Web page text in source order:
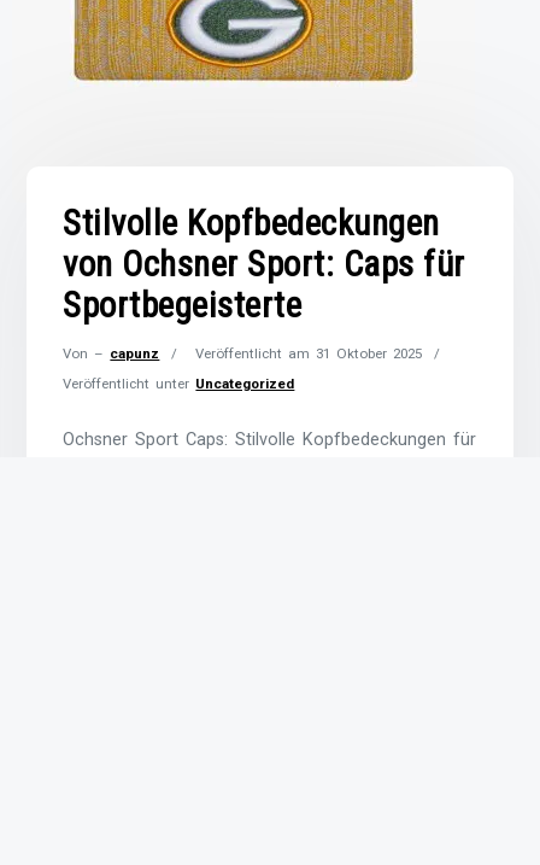
Stilvolle Kopfbedeckungen
von Ochsner Sport: Caps für
Sportbegeisterte
Von – capunz Veröffentlicht am 31 Oktober 2025
Veröffentlicht unter Uncategorized
Ochsner Sport Caps: Stilvolle Kopfbedeckungen für